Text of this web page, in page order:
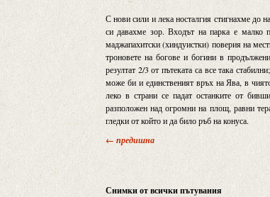
С нови сили и лека носталгия стигнахме до
си давахме зор. Входът на парка е малко
маджапахитски (хиндуистки) поверия на
троновете на богове и богини в
резултат 2/3 от пътеката са все така
може би и единственият връх на Ява, в
леко в страни се падат останките от
разположен над огромни на площ, равни
гледки от който и да било ръб на конуса.
← предишна
Снимки от всички пътувания